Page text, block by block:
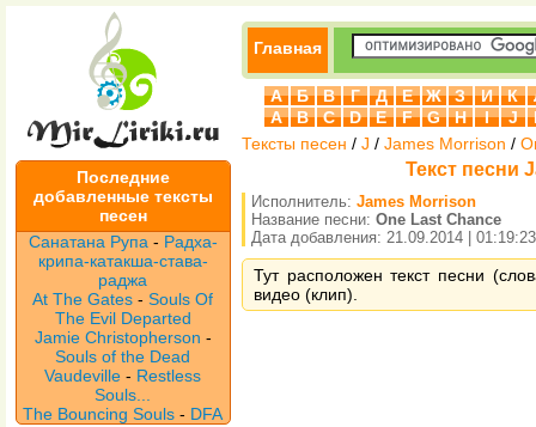
Последние
добавленные тексты
песен
Санатана Рупа - Радха-
крипа-катакша-става-
раджа
At The Gates -Souls Of
The Evil Departed
Jamie Christopherson -
Souls of the Dead
Vaudeville- Restless
Souls...
The Bouncing Souls - DFA
Главная
А Б В Г Д Е Ж З И К
A
B C D E F G H I J
Тексты песен / J / James Morrison /
Текст песни
Исполнитель: James Morrison
Название песни: One Last Chance
Дата добавления: 21.09.2014 | 01:19:23
Тут расположен текст песни
видео (клип).